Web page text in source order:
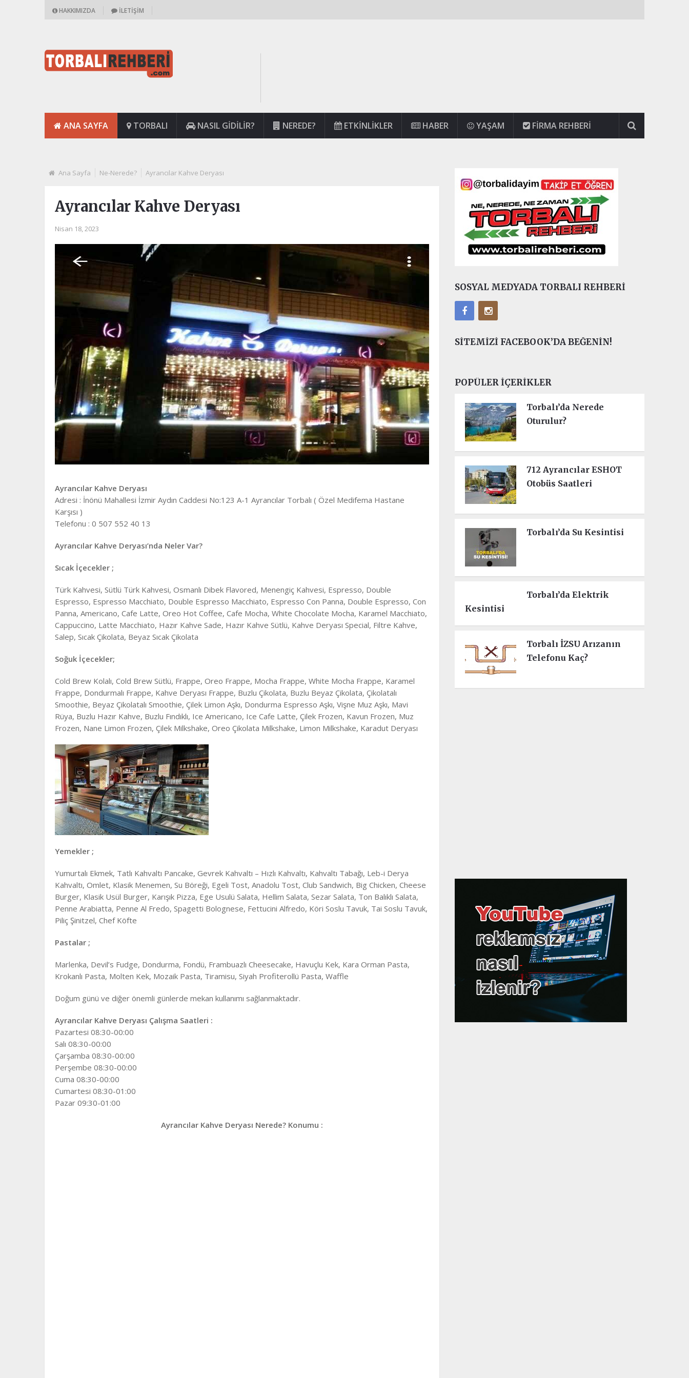
HAKKIMIZDA İLETIŞIM
ANA SAYFA TORBALI NASIL GIDILIR? NEREDE? ETKINLIKLER HABER YAŞAM FIRMA REHBERI
Ana Sayfa Ne-Nerede? Ayrancılar Kahve Deryası
Ayrancılar Kahve Deryası
Nisan 18, 2023
Ayrancılar Kahve Deryası
Adresi : İnönü Mahallesi İzmir Aydın Caddesi No:123 A-1 Ayrancılar Torbalı ( Özel Medifema Hastane
Karşısı )
Telefonu : 0 507 552 40 13
Ayrancılar Kahve Deryası’nda Neler Var?
Sıcak İçecekler ;
Türk Kahvesi, Sütlü Türk Kahvesi, Osmanlı Dibek Flavored, Menengiç Kahvesi, Espresso, Double
Espresso, Espresso Macchiato, Double Espresso Macchiato, Espresso Con Panna, Double Espresso, Con
Panna, Americano, Cafe Latte, Oreo Hot Coffee, Cafe Mocha, White Chocolate Mocha, Karamel Macchiato,
Cappuccino, Latte Macchiato, Hazır Kahve Sade, Hazır Kahve Sütlü, Kahve Deryası Special, Filtre Kahve,
Salep, Sıcak Çikolata, Beyaz Sıcak Çikolata
Soğuk İçecekler;
Cold Brew Kolalı, Cold Brew Sütlü, Frappe, Oreo Frappe, Mocha Frappe, White Mocha Frappe, Karamel
Frappe, Dondurmalı Frappe, Kahve Deryası Frappe, Buzlu Çikolata, Buzlu Beyaz Çikolata, Çikolatalı
Smoothie, Beyaz Çikolatalı Smoothie, Çilek Limon Aşkı, Dondurma Espresso Aşkı, Vişne Muz Aşkı, Mavi
Rüya, Buzlu Hazır Kahve, Buzlu Fındıklı, Ice Americano, Ice Cafe Latte, Çilek Frozen, Kavun Frozen, Muz
Frozen, Nane Limon Frozen, Çilek Milkshake, Oreo Çikolata Milkshake, Limon Milkshake, Karadut Deryası
Yemekler ;
Yumurtalı Ekmek, Tatlı Kahvaltı Pancake, Gevrek Kahvaltı – Hızlı Kahvaltı, Kahvaltı Tabağı, Leb-i Derya
Kahvaltı, Omlet, Klasik Menemen, Su Böreği, Egeli Tost, Anadolu Tost, Club Sandwich, Big Chicken, Cheese
Burger, Klasik Usül Burger, Karışık Pizza, Ege Usulü Salata, Hellim Salata, Sezar Salata, Ton Balıklı Salata,
Penne Arabiatta, Penne Al Fredo, Spagetti Bolognese, Fettucini Alfredo, Köri Soslu Tavuk, Tai Soslu Tavuk,
Piliç Şinitzel, Chef Köfte
Pastalar ;
Marlenka, Devil’s Fudge, Dondurma, Fondü, Frambuazlı Cheesecake, Havuçlu Kek, Kara Orman Pasta,
Krokanlı Pasta, Molten Kek, Mozaik Pasta, Tiramisu, Siyah Profiterollü Pasta, Waffle
Doğum günü ve diğer önemli günlerde mekan kullanımı sağlanmaktadır.
Ayrancılar Kahve Deryası Çalışma Saatleri :
Pazartesi 08:30-00:00
Salı 08:30-00:00
Çarşamba 08:30-00:00
Perşembe 08:30-00:00
Cuma 08:30-00:00
Cumartesi 08:30-01:00
Pazar 09:30-01:00
Ayrancılar Kahve Deryası Nerede? Konumu :
SOSYAL MEDYADA TORBALI REHBERI
SITEMIZI FACEBOOK’DA BEĞENIN!
POPÜLER İÇERIKLER
Torbalı’da Nerede
Oturulur?
712 Ayrancılar ESHOT
Otobüs Saatleri
Torbalı’da Su Kesintisi
Torbalı’da Elektrik
Kesintisi
Torbalı İZSU Arızanın
Telefonu Kaç?